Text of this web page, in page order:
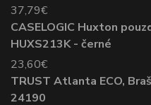
37,79€
CASELOGIC Huxton
HUXS213K - černé
23,60€
TRUST Atlanta ECO,
24190